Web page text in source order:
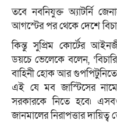
তবে নবনিযুক্ত অ্যাটর্নি
আগস্টের পর থেকে দেশে
কিন্তু সুপ্রিম কোর্টের
ডয়চে ভেলেকে বলেন,
বাহিনী হোক আর গুপপিটুনিতে
এই যে মব জাস্টিসের
সরকারকে নিতে হবে৷
জানমালের নিরাপত্তার দায়িত্ব